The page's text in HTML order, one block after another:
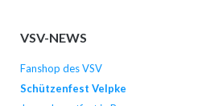
VSV-NEWS
Fanshop des VSV
Schützenfest Velpke